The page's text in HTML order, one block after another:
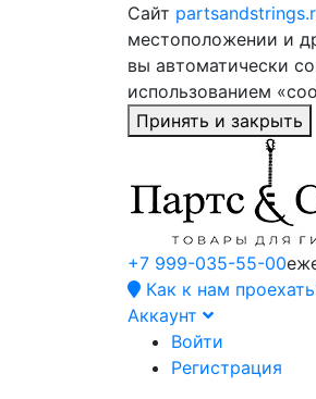
Сайт
местоположении и
вы автоматически
использованием
Принять и закрыть
+7 999-035-55-00
Как к нам
Аккаунт
Войти
Регистрация